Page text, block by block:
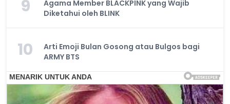
9
Agama Member BLACKPINK yang Wajib
Diketahui oleh BLINK
10
Arti Emoji Bulan Gosong atau Bulgos bagi
ARMY BTS